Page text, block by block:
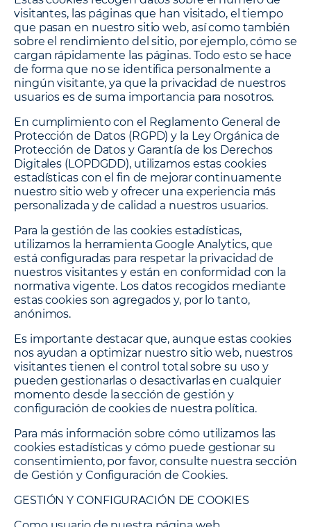
visitantes, las páginas que han visitado, el tiempo
que pasan en nuestro sitio web, así como también
sobre el rendimiento del sitio, por ejemplo, cómo se
cargan rápidamente las páginas. Todo esto se hace
de forma que no se identifica personalmente a
ningún visitante, ya que la privacidad de nuestros
usuarios es de suma importancia para nosotros.
En cumplimiento con el Reglamento General de
Protección de Datos (RGPD) y la Ley Orgánica de
Protección de Datos y Garantía de los Derechos
Digitales (LOPDGDD), utilizamos estas cookies
estadísticas con el fin de mejorar continuamente
nuestro sitio web y ofrecer una experiencia más
personalizada y de calidad a nuestros usuarios.
Para la gestión de las cookies estadísticas,
utilizamos la herramienta Google Analytics, que
está configuradas para respetar la privacidad de
nuestros visitantes y están en conformidad con la
normativa vigente. Los datos recogidos mediante
estas cookies son agregados y, por lo tanto,
anónimos.
Es importante destacar que, aunque estas cookies
nos ayudan a optimizar nuestro sitio web, nuestros
visitantes tienen el control total sobre su uso y
pueden gestionarlas o desactivarlas en cualquier
momento desde la sección de gestión y
configuración de cookies de nuestra política.
Para más información sobre cómo utilizamos las
cookies estadísticas y cómo puede gestionar su
consentimiento, por favor, consulte nuestra sección
de Gestión y Configuración de Cookies.
GESTIÓN Y CONFIGURACIÓN DE COOKIES